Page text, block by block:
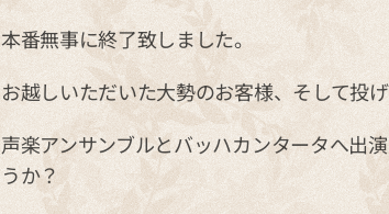
本番無事に終了致しました。
お越しいただいた大勢のお客様、そして投
声楽アンサンブルとバッハカンタータへ出
うか？